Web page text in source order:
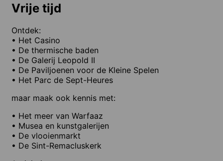
Vrije tijd
Ontdek:
• Het Casino
• De thermische baden
• De Galerij Leopold II
• De Paviljoenen voor de Kleine Spelen
• Het Parc de Sept-Heures
maar maak ook kennis met:
• Het meer van Warfaaz
• Musea en kunstgalerijen
• De vlooienmarkt
• De Sint-Remacluskerk